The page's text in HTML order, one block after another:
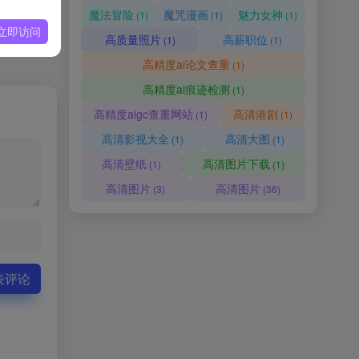
评论
魔法冒险 (1) 魔咒漫画(1) 魅力女神 (1)
高质量照片(1) 高薪职位 (1)
高精度ai论文查重(1)
高精度ai痕迹检测 (1)
高精度aigc查重网站 (1) 高清港剧 (1)
高清影视大全 (1) 高清大图 (1)
高清壁纸 (1) 高清图片下载 (1)
高清图片 (3) 高清图片(36)
即访问